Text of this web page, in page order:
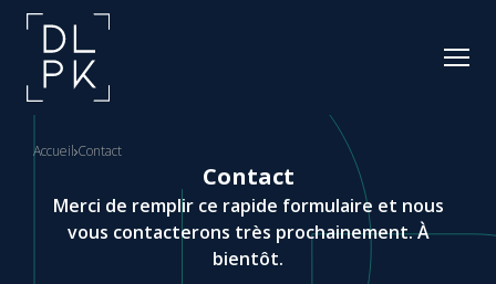
Accueil Contact
Contact
Merci de remplir ce rapide formulaire et nous
vous contacterons très prochainement. À
bientôt.